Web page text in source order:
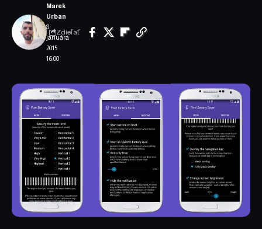
8.
januára
2015
16:00
Marek
Urban
Zdieľať